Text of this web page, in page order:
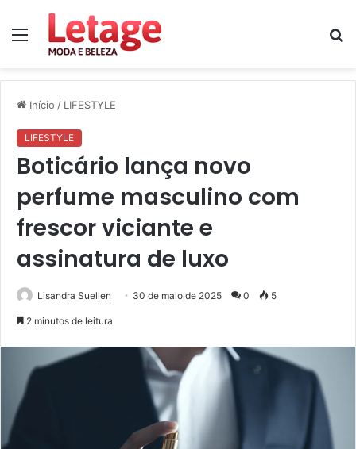
Menu
Início / LIFESTYLE
LIFESTYLE
Boticário lança novo
perfume masculino com
frescor viciante e
assinatura de luxo
Lisandra Suellen 30 de maio de 2025 0 5
2 minutos de leitura